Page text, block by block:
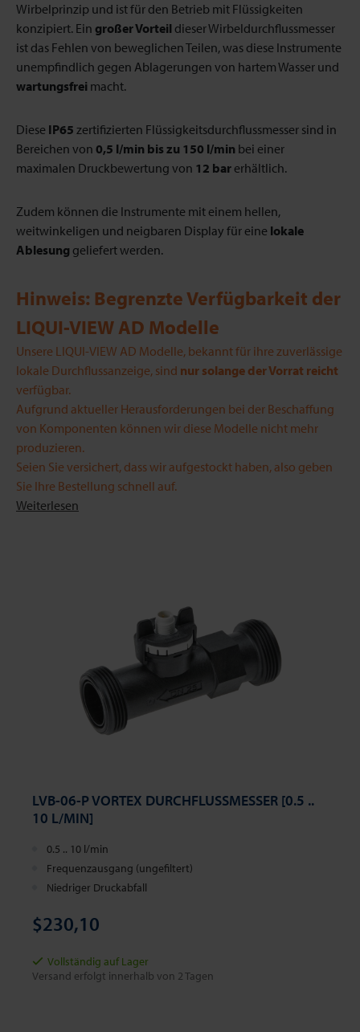
Wirbelprinzip und ist für den Betrieb mit Flüssigkeiten
konzipiert. Ein großer Vorteil dieser Wirbeldurchflussmesser
ist das Fehlen von beweglichen Teilen, was diese Instrumente
unempfindlich gegen Ablagerungen von hartem Wasser und
wartungsfrei macht.
Diese IP65 zertifizierten Flüssigkeitsdurchflussmesser sind in
Bereichen von 0,5 l/min bis zu 150 l/min bei einer
maximalen Druckbewertung von 12 bar erhältlich.
Zudem können die Instrumente mit einem hellen,
weitwinkeligen und neigbaren Display für eine lokale
Ablesung geliefert werden.
Hinweis: Begrenzte Verfügbarkeit der
LIQUI-VIEW AD Modelle
Unsere LIQUI-VIEW AD Modelle, bekannt für ihre zuverlässige
lokale Durchflussanzeige, sind nur solange der Vorrat reicht
verfügbar.
Aufgrund aktueller Herausforderungen bei der Beschaffung
von Komponenten können wir diese Modelle nicht mehr
produzieren.
Seien Sie versichert, dass wir aufgestockt haben, also geben
Sie Ihre Bestellung schnell auf.
Weiterlesen
LVB-06-P VORTEX DURCHFLUSSMESSER [0.5 ..
10 L/MIN]
0.5 .. 10 l/min
Frequenzausgang (ungefiltert)
Niedriger Druckabfall
$230,10
Vollständig auf Lager
Versand erfolgt innerhalb von 2 Tagen